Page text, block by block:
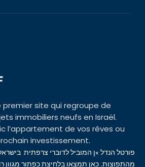
premier site qui regroupe de
immobiliers neufs en Israël.
l’appartement de vos rêves ou
investissement.
פורטל הנדל »ן המוביל לדוברי צרפתית
מהתפוצות. כאן תמצאו בלחיצת כפתור מגוון